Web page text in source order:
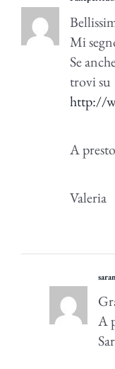
Mi
Se
trovi su
http://
A
Valeria
A